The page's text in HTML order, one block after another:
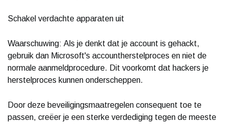
Schakel verdachte apparaten uit
Waarschuwing: Als je denkt dat je account is gehackt,
gebruik dan Microsoft's accountherstelproces en niet de
normale aanmeldprocedure. Dit voorkomt dat hackers je
herstelproces kunnen onderscheppen.
Door deze beveiligingsmaatregelen consequent toe te
passen, creëer je een sterke verdediging tegen de meeste